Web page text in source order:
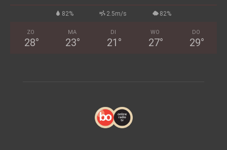
82% 2.5m/s 82%
ZO
28°
MA
23°
DI
21 °
WO
27°
DO
29°